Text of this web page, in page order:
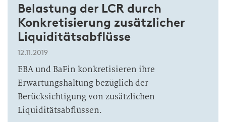
Belastung der LCR durch
Konkretisierung zusätzlicher
Liquiditätsabflüsse
12.11.2019
EBA und BaFin konkretisieren ihre
Erwartungshaltung bezüglich der
Berücksichtigung von zusätzlichen
Liquiditätsabflüssen.